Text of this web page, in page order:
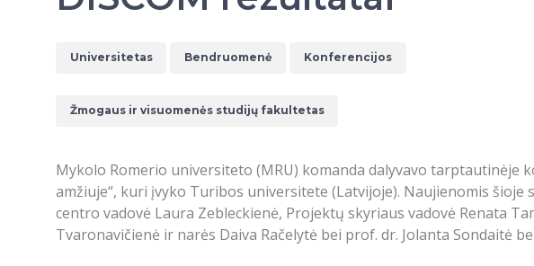
Universitetas Bendruomenė Konferencijos
Žmogaus ir visuomenės studijų fakultetas
Mykolo Romerio universiteto (MRU) komanda dalyvavo
amžiuje“, kuri įvyko Turibos universitete (Latvijoje). Naujienomis
centro vadovė Laura Zebleckienė, Projektų skyriaus vadovė Renata
Tvaronavičienė ir narės Daiva Račelytė bei prof. dr. Jolanta Sondaitė